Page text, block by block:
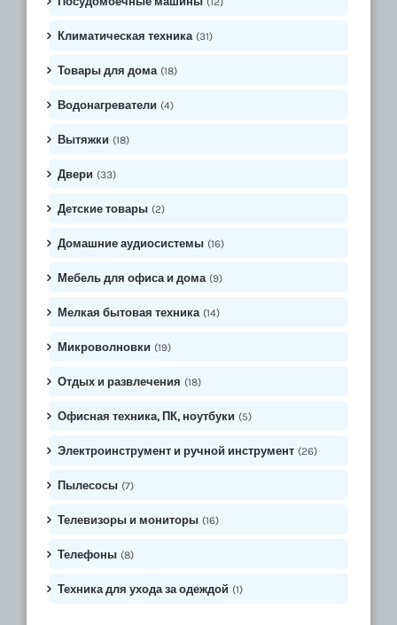
Климатическая техника (31)
Товары для дома (18)
Водонагреватели (4)
Вытяжки (18)
Двери (33)
Детские товары (2)
Домашние аудиосистемы (16)
Мебель для офиса и дома (9)
Мелкая бытовая техника (14)
Микроволновки (19)
Отдых и развлечения (18)
Офисная техника, ПК, ноутбуки (5)
Электроинструмент и ручной инструмент (26)
Пылесосы (7)
Телевизоры и мониторы (16)
Телефоны (8)
Техника для ухода за одеждой (1)